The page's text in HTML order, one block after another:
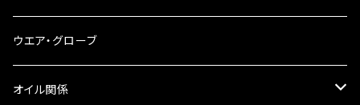
スマホホルダー
サイドバッグサポート
リアBOX
電装系
タンク本体
タンクキャップ
ウエア・グローブ
オイル関係